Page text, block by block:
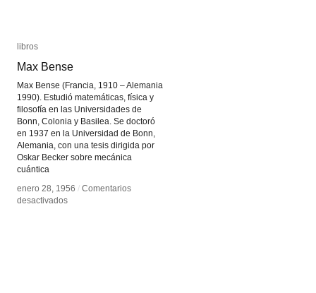
libros
Max Bense
Max Bense (Francia, 1910 – Alemania
1990). Estudió matemáticas, física y
filosofía en las Universidades de
Bonn, Colonia y Basilea. Se doctoró
en 1937 en la Universidad de Bonn,
Alemania, con una tesis dirigida por
Oskar Becker sobre mecánica
cuántica
enero 28, 1956 / Comentarios
desactivadosen
libros
Max Bense
enero 28, 1956 / Comentarios
desactivadosen